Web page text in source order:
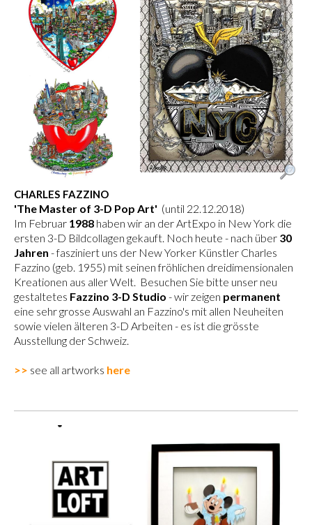
CHARLES FAZZINO
'The Master of 3-D Pop Art' (until 22.12.2018)
Im Februar 1988 haben wir an der ArtExpo in New York die
ersten 3-D Bildcollagen gekauft. Noch heute - nach über 30
Jahren - fasziniert uns der New Yorker Künstler Charles
Fazzino (geb. 1955) mit seinen fröhlichen dreidimensionalen
Kreationen aus aller Welt. Besuchen Sie bitte unser neu
gestaltetes Fazzino 3-D Studio - wir zeigen permanent
eine sehr grosse Auswahl an Fazzino's mit allen Neuheiten
sowie vielen älteren 3-D Arbeiten - es ist die grösste
Ausstellung der Schweiz.
>> see all artworks here